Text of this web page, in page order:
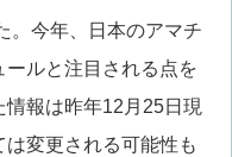
。今年、日本のアマチ
ールと注目される点を
報は昨年12月25日現
変更される可能性も